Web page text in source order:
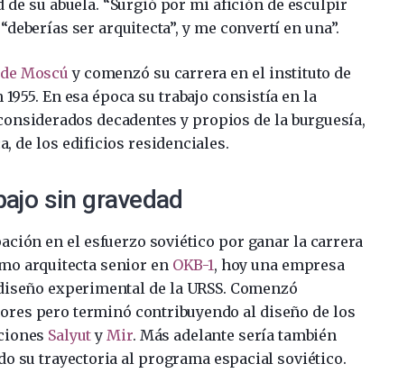
su abuela. “Surgió por mi afición de esculpir
ser arquitecta”, y me convertí en una”.
Moscú y comenzó su carrera en el instituto de
1955. En esa época su trabajo consistía en la
decadentes y propios de la burguesía,
de los edificios residenciales.
sin gravedad
en el esfuerzo soviético por ganar la carrera
arquitecta senior en OKB-1, hoy una empresa
experimental de la URSS. Comenzó
pero terminó contribuyendo al diseño de los
Salyuty Mir. Más adelante sería también
su trayectoria al programa espacial soviético.